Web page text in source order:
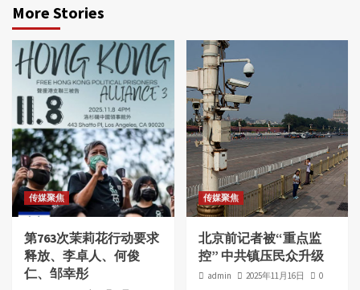
More Stories
传媒聚焦
第763次茉莉花行动要求
释放、李卓人、何俊
仁、邹幸彤
传媒聚焦
北京前记者被“重点监
控” 中共镇压民众升级
admin 2025年11月16日 0